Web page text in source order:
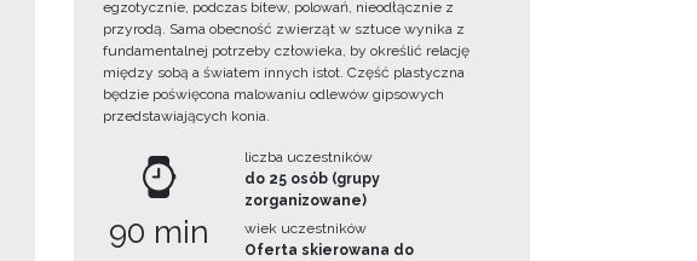
egzotycznie, podczas bitew, polowań, nieodłącznie z
przyrodą. Sama obecność zwierząt w sztuce wynika z
fundamentalnej potrzeby człowieka, by określić relację
między sobą a światem innych istot. Część plastyczna
będzie poświęcona malowaniu odlewów gipsowych
przedstawiających konia.
90 min
liczba uczestników
do 25 osób (grupy
zorganizowane)
wiek uczestników
Oferta skierowana do